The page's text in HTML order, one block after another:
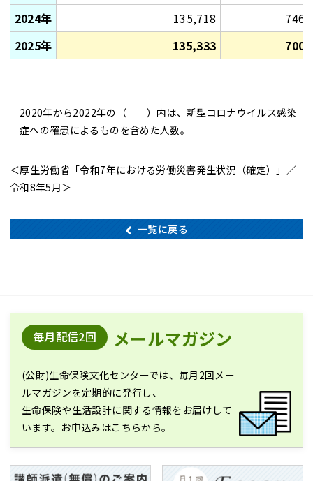
2024年
135,718
746
2025年
135,333 700
2020年から2022年の（ ）内は、新型コロナウイルス感染
症への罹患によるものを含めた人数。
＜厚生労働省「令和7年における労働災害発生状況（確定）」／
令和8年5月＞
一覧に戻る
毎月配信2回 メールマガジン
(公財)生命保険文化センターでは、毎月2回メー
ルマガジンを定期的に発行し、
生命保険や生活設計に関する情報をお届けして
います。お申込みはこちらから。